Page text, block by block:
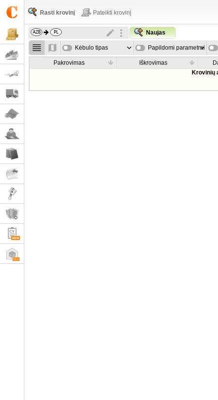
Rasti krovinį Pateikti krovinį
Naujas
Kėbulo tipas Papildomi parametrai
Pakrovimas Iškrovimas
Krovinių